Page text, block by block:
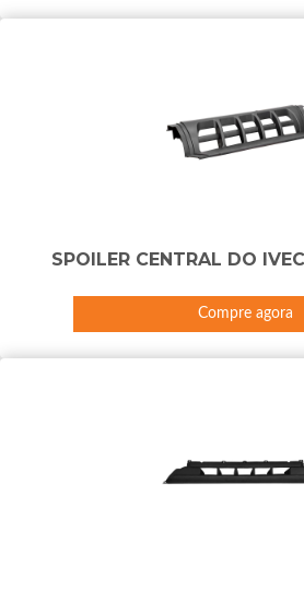
SPOILER CENTRAL DO
Compre agora